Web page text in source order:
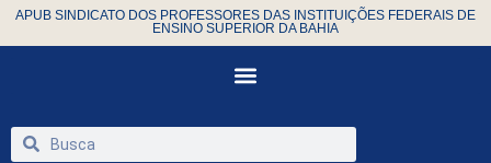
APUB SINDICATO DOS PROFESSORES DAS INSTITUIÇÕES FEDERAIS DE
ENSINO SUPERIOR DA BAHIA